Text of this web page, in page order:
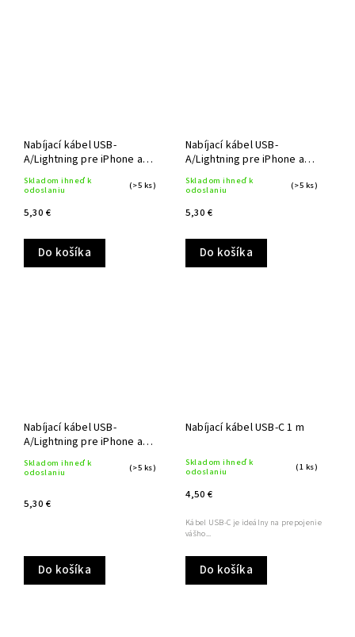
Nabíjací kábel USB-
A/Lightning pre iPhone a
iPad 1,4 m
Skladom ihneď k
odoslaniu
(>5 ks)
5,30 €
Do košíka
Nabíjací kábel USB-
A/Lightning pre iPhone a
iPad 1,4 m
Skladom ihneď k
odoslaniu
(>5 ks)
5,30 €
Do košíka
Nabíjací kábel USB-
A/Lightning pre iPhone a
iPad 1,4 m
Skladom ihneď k
odoslaniu
(>5 ks)
5,30 €
Do košíka
Nabíjací kábel USB-C 1 m
Skladom ihneď k
odoslaniu
(1 ks)
4,50 €
Do košíka
Kábel USB-C je ideálny na prepojenie
vášho...